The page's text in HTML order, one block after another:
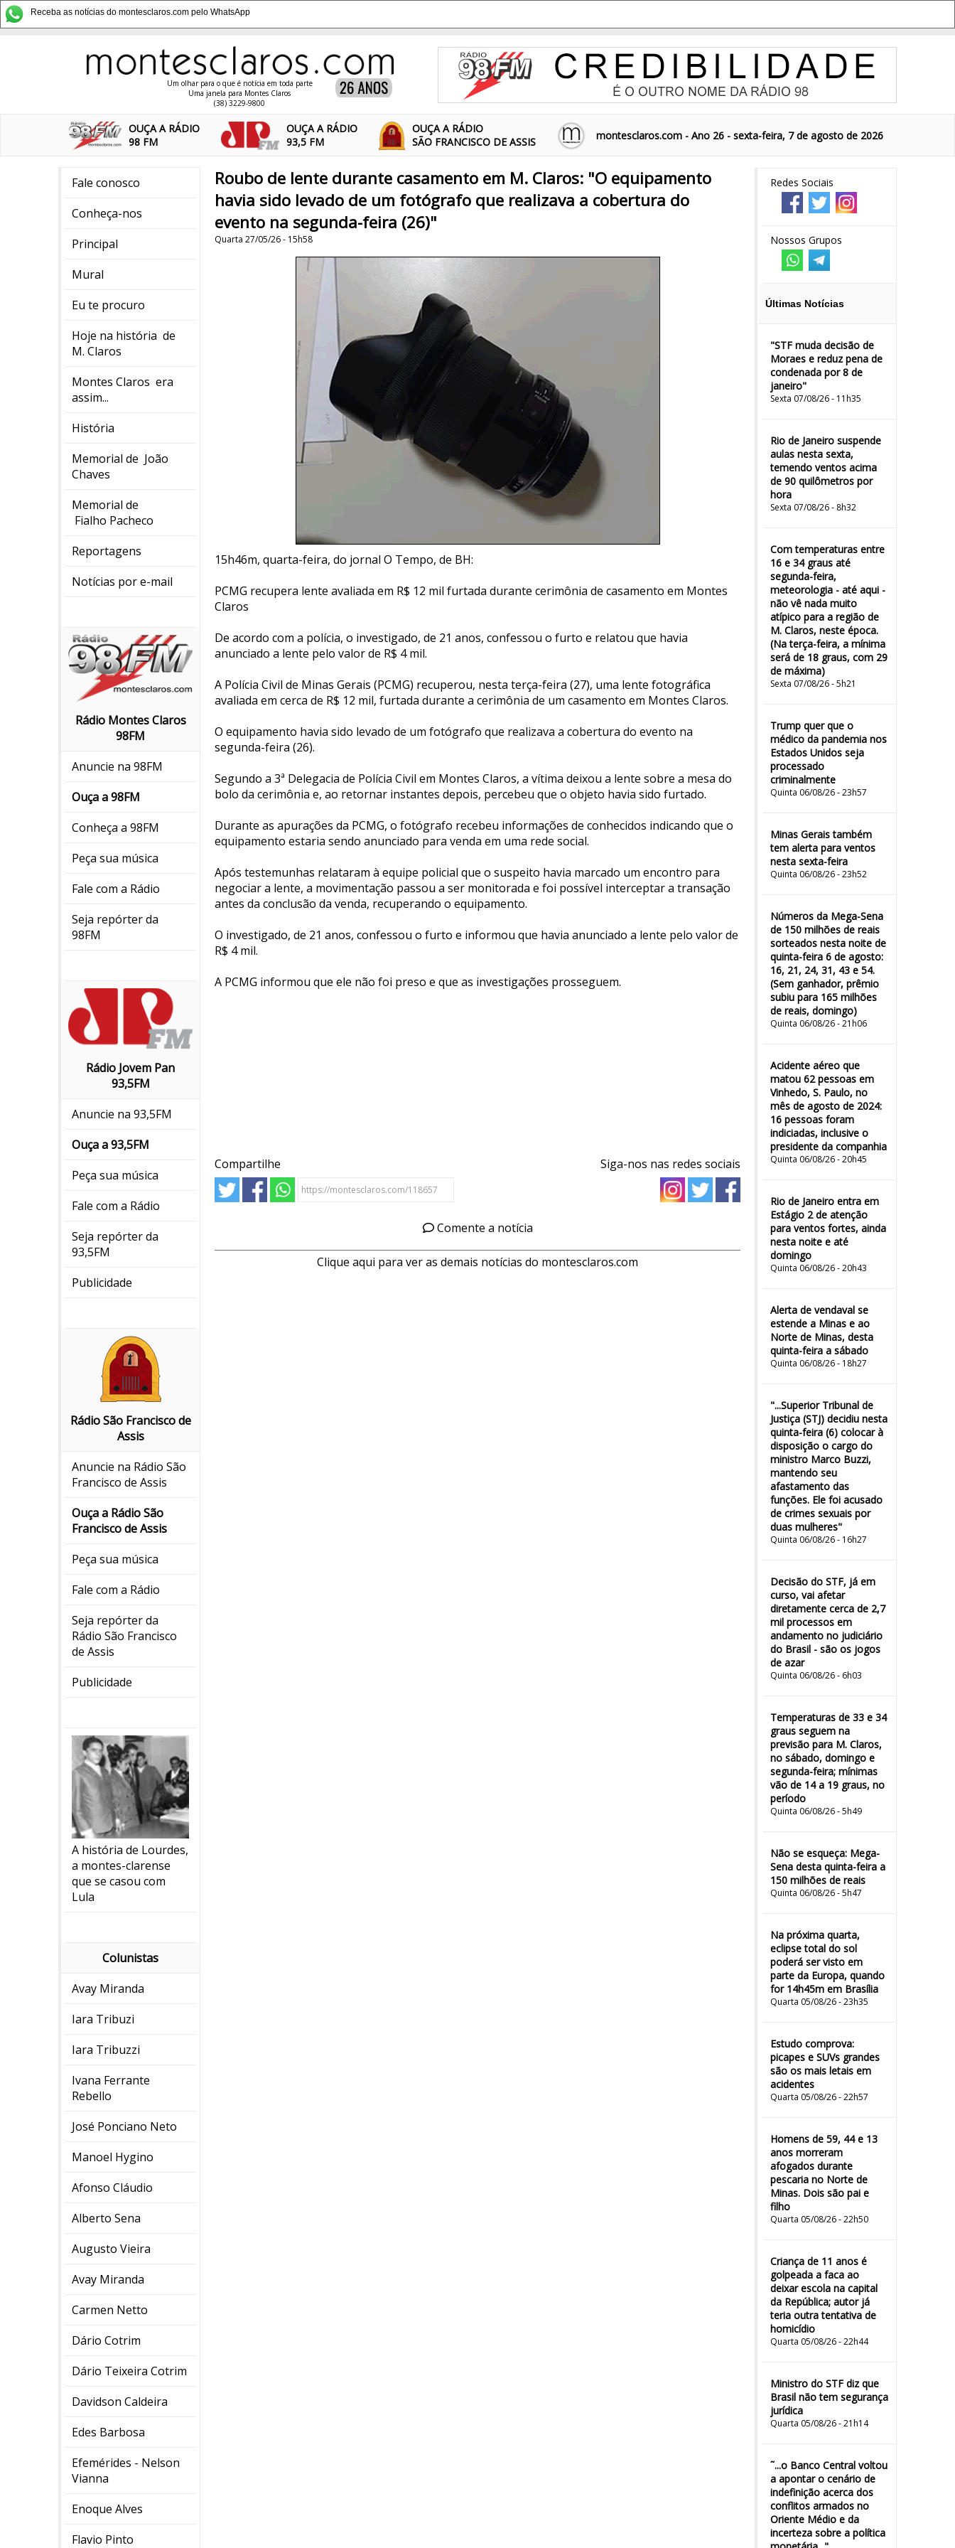
Receba as notícias do montesclaros.com pelo WhatsApp
Um olhar para o que é notícia em toda parte
Uma janela para Montes Claros
(38) 3229-9800
OUÇA A RÁDIO
98 FM
OUÇA A RÁDIO
93,5 FM
OUÇA A RÁDIO
SÃO FRANCISCO DE ASSIS
montesclaros.com - Ano 26 - sexta-feira, 7 de agosto de 2026
Fale conosco
Conheça-nos
Principal
Mural
Eu te procuro
Hoje na história de
M. Claros
Montes Claros era
assim...
História
Memorial de João
Chaves
Memorial de
Fialho Pacheco
Reportagens
Notícias por e-mail
Rádio Montes Claros
98FM
Anuncie na 98FM
Ouça a 98FM
Conheça a 98FM
Peça sua música
Fale com a Rádio
Seja repórter da
98FM
Rádio Jovem Pan
93,5FM
Anuncie na 93,5FM
Ouça a 93,5FM
Peça sua música
Fale com a Rádio
Seja repórter da
93,5FM
Publicidade
Rádio São Francisco de
Assis
Anuncie na Rádio São
Francisco de Assis
Ouça a Rádio São
Francisco de Assis
Peça sua música
Fale com a Rádio
Seja repórter da
Rádio São Francisco
de Assis
Publicidade
A história de Lourdes,
a montes-clarense
que se casou com
Lula
Colunistas
Avay Miranda
Iara Tribuzi
Iara Tribuzzi
Ivana Ferrante
Rebello
José Ponciano Neto
Manoel Hygino
Afonso Cláudio
Alberto Sena
Augusto Vieira
Avay Miranda
Carmen Netto
Dário Cotrim
Dário Teixeira Cotrim
Davidson Caldeira
Edes Barbosa
Efemérides - Nelson
Vianna
Enoque Alves
Flavio Pinto
Redes Sociais
Nossos Grupos
Últimas Notícias
"STF muda decisão de
Moraes e reduz pena de
condenada por 8 de
janeiro"
Sexta 07/08/26 - 11h35
Rio de Janeiro suspende
aulas nesta sexta,
temendo ventos acima
de 90 quilômetros por
hora
Sexta 07/08/26 - 8h32
Com temperaturas entre
16 e 34 graus até
segunda-feira,
meteorologia - até aqui -
não vê nada muito
atípico para a região de
M. Claros, neste época.
(Na terça-feira, a mínima
será de 18 graus, com 29
de máxima)
Sexta 07/08/26 - 5h21
Trump quer que o
médico da pandemia nos
Estados Unidos seja
processado
criminalmente
Quinta 06/08/26 - 23h57
Minas Gerais também
tem alerta para ventos
nesta sexta-feira
Quinta 06/08/26 - 23h52
Números da Mega-Sena
de 150 milhões de reais
sorteados nesta noite de
quinta-feira 6 de agosto:
16, 21, 24, 31, 43 e 54.
(Sem ganhador, prêmio
subiu para 165 milhões
de reais, domingo)
Quinta 06/08/26 - 21h06
Acidente aéreo que
matou 62 pessoas em
Vinhedo, S. Paulo, no
mês de agosto de 2024:
16 pessoas foram
indiciadas, inclusive o
presidente da companhia
Quinta 06/08/26 - 20h45
Rio de Janeiro entra em
Estágio 2 de atenção
para ventos fortes, ainda
nesta noite e até
domingo
Quinta 06/08/26 - 20h43
Alerta de vendaval se
estende a Minas e ao
Norte de Minas, desta
quinta-feira a sábado
Quinta 06/08/26 - 18h27
"...Superior Tribunal de
Justiça (STJ) decidiu nesta
quinta-feira (6) colocar à
disposição o cargo do
ministro Marco Buzzi,
mantendo seu
afastamento das
funções. Ele foi acusado
de crimes sexuais por
duas mulheres"
Quinta 06/08/26 - 16h27
Decisão do STF, já em
curso, vai afetar
diretamente cerca de 2,7
mil processos em
andamento no judiciário
do Brasil - são os jogos
de azar
Quinta 06/08/26 - 6h03
Temperaturas de 33 e 34
graus seguem na
previsão para M. Claros,
no sábado, domingo e
segunda-feira; mínimas
vão de 14 a 19 graus, no
período
Quinta 06/08/26 - 5h49
Não se esqueça: Mega-
Sena desta quinta-feira a
150 milhões de reais
Quinta 06/08/26 - 5h47
Na próxima quarta,
eclipse total do sol
poderá ser visto em
parte da Europa, quando
for 14h45m em Brasília
Quarta 05/08/26 - 23h35
Estudo comprova:
picapes e SUVs grandes
são os mais letais em
acidentes
Quarta 05/08/26 - 22h57
Homens de 59, 44 e 13
anos morreram
afogados durante
pescaria no Norte de
Minas. Dois são pai e
filho
Quarta 05/08/26 - 22h50
Criança de 11 anos é
golpeada a faca ao
deixar escola na capital
da República; autor já
teria outra tentativa de
homicídio
Quarta 05/08/26 - 22h44
Ministro do STF diz que
Brasil não tem segurança
jurídica
Quarta 05/08/26 - 21h14
˜...o Banco Central voltou
a apontar o cenário de
indefinição acerca dos
conflitos armados no
Oriente Médio e da
incerteza sobre a política
Roubo de lente durante casamento em M. Claros: "O equipamento
havia sido levado de um fotógrafo que realizava a cobertura do
evento na segunda-feira (26)"
Quarta 27/05/26 - 15h58
15h46m, quarta-feira, do jornal O Tempo, de BH:
PCMG recupera lente avaliada em R$ 12 mil furtada durante cerimônia de casamento em Montes
Claros
De acordo com a polícia, o investigado, de 21 anos, confessou o furto e relatou que havia
anunciado a lente pelo valor de R$ 4 mil.
A Polícia Civil de Minas Gerais (PCMG) recuperou, nesta terça-feira (27), uma lente fotográfica
avaliada em cerca de R$ 12 mil, furtada durante a cerimônia de um casamento em Montes Claros.
O equipamento havia sido levado de um fotógrafo que realizava a cobertura do evento na
segunda-feira (26).
Segundo a 3ª Delegacia de Polícia Civil em Montes Claros, a vítima deixou a lente sobre a mesa do
bolo da cerimônia e, ao retornar instantes depois, percebeu que o objeto havia sido furtado.
Durante as apurações da PCMG, o fotógrafo recebeu informações de conhecidos indicando que o
equipamento estaria sendo anunciado para venda em uma rede social.
Após testemunhas relataram à equipe policial que o suspeito havia marcado um encontro para
negociar a lente, a movimentação passou a ser monitorada e foi possível interceptar a transação
antes da conclusão da venda, recuperando o equipamento.
O investigado, de 21 anos, confessou o furto e informou que havia anunciado a lente pelo valor de
R$ 4 mil.
A PCMG informou que ele não foi preso e que as investigações prosseguem.
Compartilhe Siga-nos nas redes sociais
Comente a notícia
Clique aqui para ver as demais notícias do montesclaros.com